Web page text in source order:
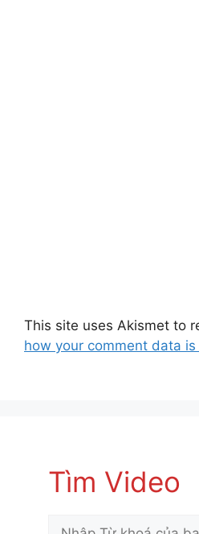
This site uses Akismet to
how your comment data
Tìm Video